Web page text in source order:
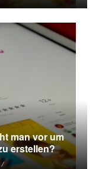
man vor um
erstellen?